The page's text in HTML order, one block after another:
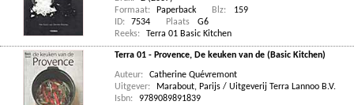
Formaat:
Paperback Blz:
159
ID:
7534 Plaats
G6
Reeks:
Terra 01 Basic Kitchen
Terra 01 - Provence, De keuken van de (Basic Kitchen)
Auteur:
Catherine Quévremont
Uitgever:
Marabout, Parijs / Uitgeverij Terra Lannoo B.V.
Isbn:
9789089891839